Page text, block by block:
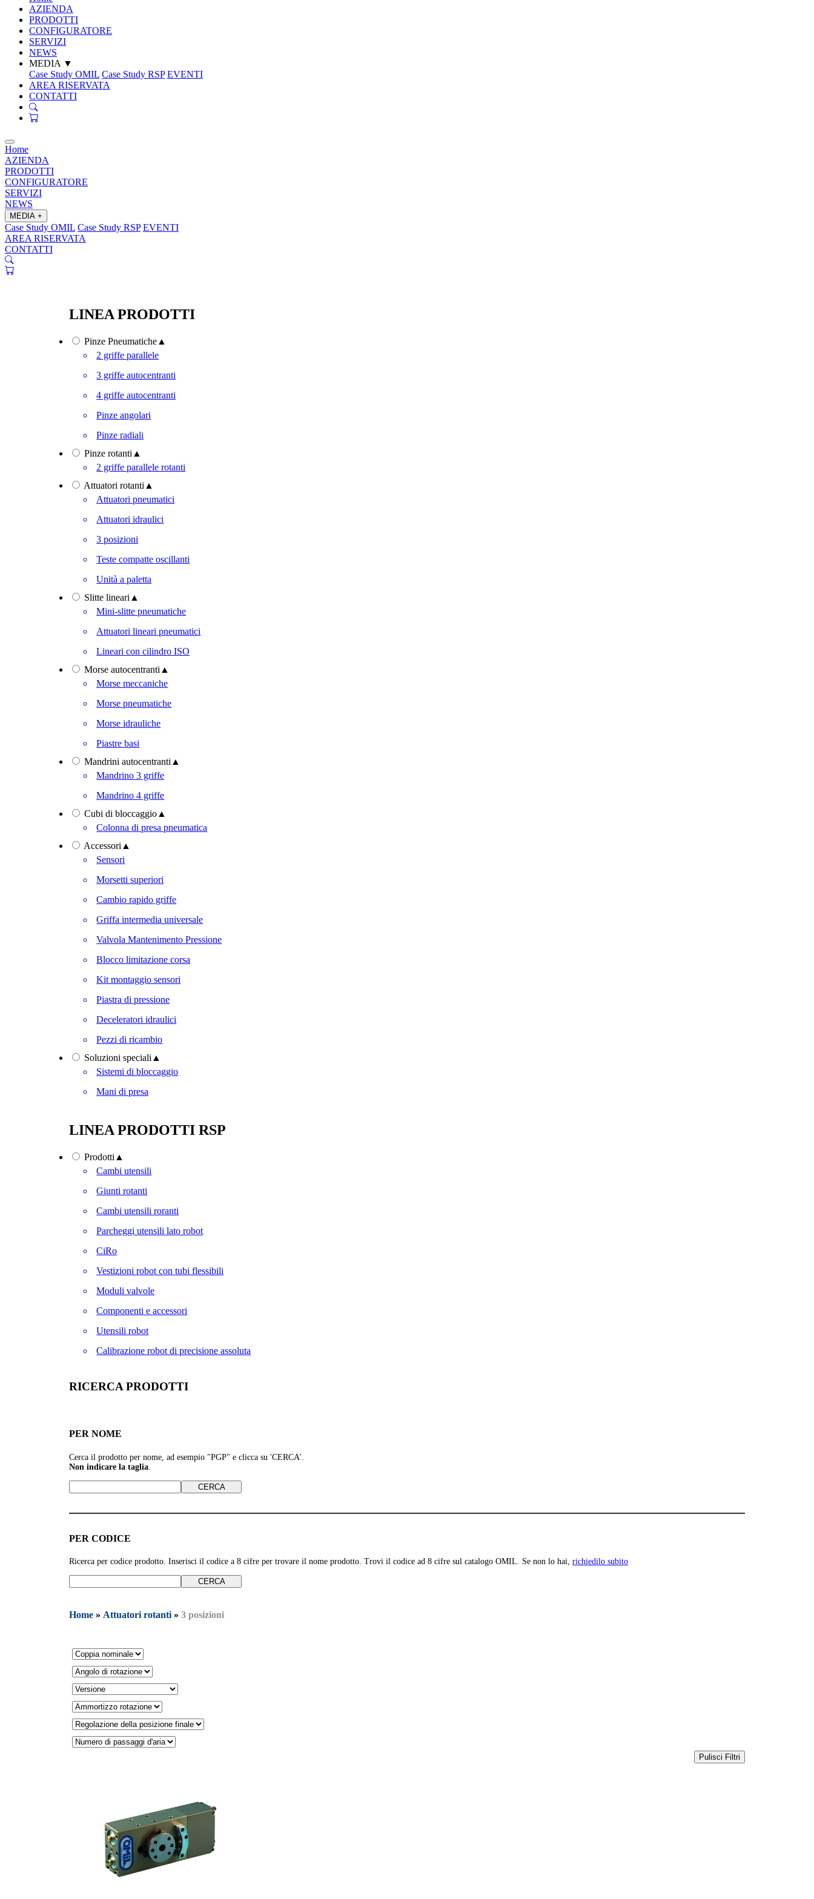
AZIENDA
PRODOTTI
CONFIGURATORE
SERVIZI
NEWS
MEDIA ▼
Case Study OMIL Case Study RSP EVENTI
AREA RISERVATA
CONTATTI
Home
AZIENDA
PRODOTTI
CONFIGURATORE
SERVIZI
NEWS
MEDIA +
Case Study OMIL Case Study RSP EVENTI
AREA RISERVATA
CONTATTI
LINEA PRODOTTI
Pinze Pneumatiche ▲
2 griffe parallele
3 griffe autocentranti
4 griffe autocentranti
Pinze angolari
Pinze radiali
Pinze rotanti ▲
2 griffe parallele rotanti
Attuatori rotanti ▲
Attuatori pneumatici
Attuatori idraulici
3 posizioni
Teste compatte oscillanti
Unità a paletta
Slitte lineari ▲
Mini-slitte pneumatiche
Attuatori lineari pneumatici
Lineari con cilindro ISO
Morse autocentranti ▲
Morse meccaniche
Morse pneumatiche
Morse idrauliche
Piastre basi
Mandrini autocentranti ▲
Mandrino 3 griffe
Mandrino 4 griffe
Cubi di bloccaggio ▲
Colonna di presa pneumatica
Accessori ▲
Sensori
Morsetti superiori
Cambio rapido griffe
Griffa intermedia universale
Valvola Mantenimento Pressione
Blocco limitazione corsa
Kit montaggio sensori
Piastra di pressione
Deceleratori idraulici
Pezzi di ricambio
Soluzioni speciali ▲
Sistemi di bloccaggio
Mani di presa
LINEA PRODOTTI RSP
Prodotti ▲
Cambi utensili
Giunti rotanti
Cambi utensili roranti
Parcheggi utensili lato robot
CiRo
Vestizioni robot con tubi flessibili
Moduli valvole
Componenti e accessori
Utensili robot
Calibrazione robot di precisione assoluta
RICERCA PRODOTTI
PER NOME
Cerca il prodotto per nome, ad esempio "PGP" e clicca su 'CERCA'.
Non indicare la taglia
PER CODICE
Ricerca per codice prodotto. Inserisci il codice a 8 cifre per trovare il nome prodotto. Trovi il codice ad 8 cifre sul catalogo OMIL. Se non lo hai,richiedilo subito
Home » Attuatori rotanti »3 posizioni